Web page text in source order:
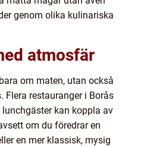
genom olika kulinariska
atmosfär
om maten, utan också
restauranger i Borås
kan koppla av
om du föredrar en
en mer klassisk, mysig